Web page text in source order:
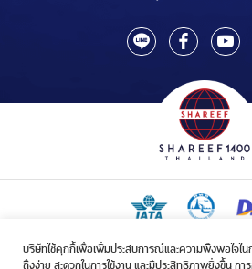
บริษัทใช้คุกกี้เพื่อเพิ่มประสบการณ์และความพึงพอใจในก
ถึงง่าย สะดวกในการใช้งาน และมีประสิทธิภาพยิ่งขึ้น ก
ใบอนุญาตเป็นผู้ประกอบกิจการรับจัดบริการขนส่